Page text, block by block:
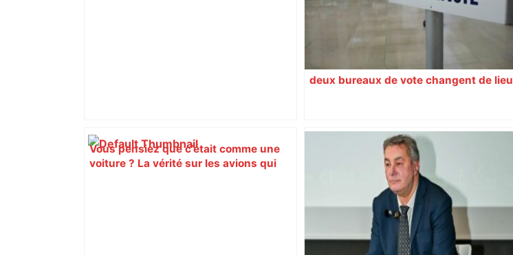
Vous pensiez que c’était comme une
voiture ? La vérité sur les avions qui
deux bureaux de vote changent de lieu